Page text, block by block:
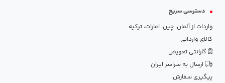
دسترسی سریع
واردات از آلمان، چین، امارات، ترکیه
کالای وارداتی
گارانتی تعویض
ارسال به سراسر ایران
پیگیری سفارش